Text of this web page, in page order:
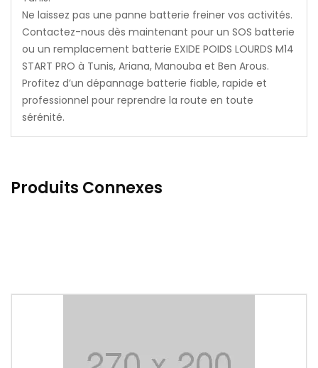
Ne laissez pas une panne batterie freiner vos activités.
Contactez-nous dès maintenant pour un SOS batterie
ou un remplacement batterie EXIDE POIDS LOURDS M14
START PRO à Tunis, Ariana, Manouba et Ben Arous.
Profitez d’un dépannage batterie fiable, rapide et
professionnel pour reprendre la route en toute
sérénité.
Produits Connexes